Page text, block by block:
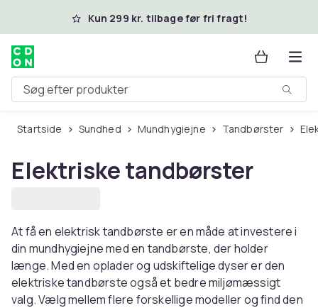
Spring til hovedindhold
Kun 299 kr. tilbage før fri fragt!
Søg efter produkter
Startside Sundhed Mundhygiejne Tandbørster
Elektriske tandbørster
At få en elektrisk tandbørste er en måde at investere i
din mundhygiejne med en tandbørste, der holder
længe. Med en oplader og udskiftelige dyser er den
elektriske tandbørste også et bedre miljømæssigt
valg. Vælg mellem flere forskellige modeller og find den